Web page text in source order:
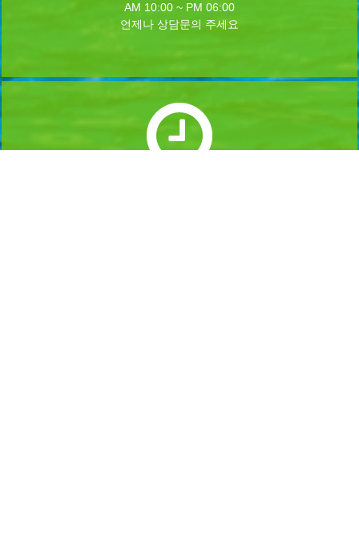
AM 10:00 ~ PM 06:00
언제나 상담문의 주세요